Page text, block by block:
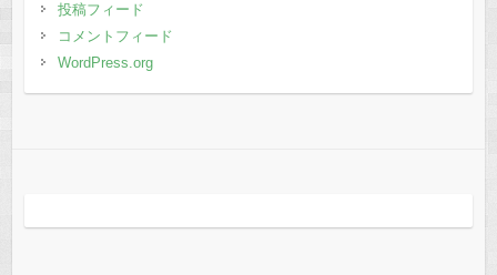
投稿フィード
コメントフィード
WordPress.org